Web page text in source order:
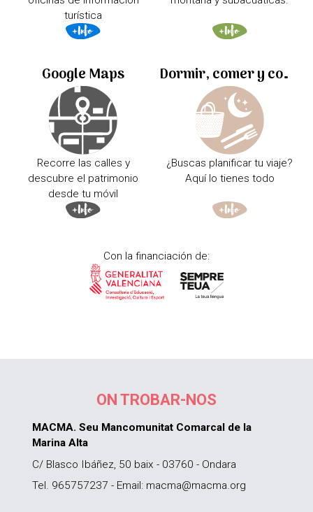
turística
Google Maps
Recorre las calles y
descubre el patrimonio
desde tu móvil
Dormir, comer y comprar
¿Buscas planificar tu viaje?
Aquí lo tienes todo
Con la financiación de:
ON TROBAR-NOS
MACMA. Seu Mancomunitat Comarcal de la
Marina Alta
C/ Blasco Ibáñez, 50 baix - 03760 - Ondara
Tel. 965757237 - Email: macma@macma.org